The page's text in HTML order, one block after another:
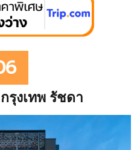
นย์กลางธุรกิจแห่งใหม่ ที่มี
กรุงเทพมหานคร น้าเป็นที่ตั้ง
รือไอบิส มีบริการที่ครบครัน
นกรุงเทพ อยู่ใกล้กับห้างสรรพ